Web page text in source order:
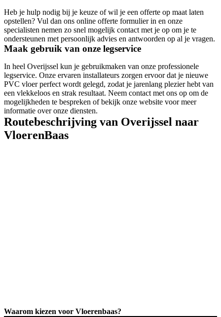
Heb je hulp nodig bij je keuze of wil je een offerte op maat laten
opstellen? Vul dan ons online offerte formulier in en onze
specialisten nemen zo snel mogelijk contact met je op om je te
ondersteunen met persoonlijk advies en antwoorden op al je vragen.
Maak gebruik van onze legservice
In heel Overijssel kun je gebruikmaken van onze professionele
legservice. Onze ervaren installateurs zorgen ervoor dat je nieuwe
PVC vloer perfect wordt gelegd, zodat je jarenlang plezier hebt van
een vlekkeloos en strak resultaat. Neem contact met ons op om de
mogelijkheden te bespreken of bekijk onze website voor meer
informatie over onze diensten.
Routebeschrijving van Overijssel naar
VloerenBaas
Waarom kiezen voor Vloerenbaas?